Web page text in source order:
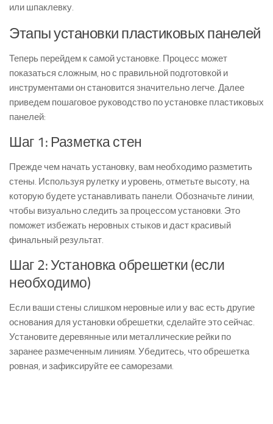
или шпаклевку.
Этапы установки пластиковых панелей
Теперь перейдем к самой установке. Процесс может
показаться сложным, но с правильной подготовкой и
инструментами он становится значительно легче. Далее
приведем пошаговое руководство по установке пластиковых
панелей:
Шаг 1: Разметка стен
Прежде чем начать установку, вам необходимо разметить
стены. Используя рулетку и уровень, отметьте высоту, на
которую будете устанавливать панели. Обозначьте линии,
чтобы визуально следить за процессом установки. Это
поможет избежать неровных стыков и даст красивый
финальный результат.
Шаг 2: Установка обрешетки (если
необходимо)
Если ваши стены слишком неровные или у вас есть другие
основания для установки обрешетки, сделайте это сейчас.
Установите деревянные или металлические рейки по
заранее размеченным линиям. Убедитесь, что обрешетка
ровная, и зафиксируйте ее саморезами.